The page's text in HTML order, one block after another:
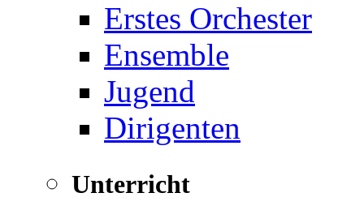
Erstes Orchester
Ensemble
Jugend
Dirigenten
Unterricht